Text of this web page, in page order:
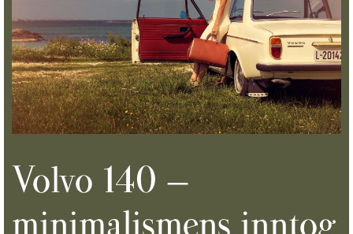
Volvo 140 –
minimalismens inntog